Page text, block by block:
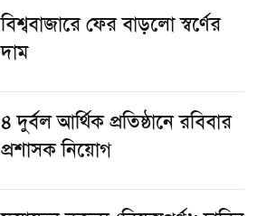
বিশ্ববাজারে ফের বাড়লো স্বর্ণের
দাম
৪ দুর্বল আর্থিক প্রতিষ্ঠানে রবিবার
প্রশাসক নিয়োগ